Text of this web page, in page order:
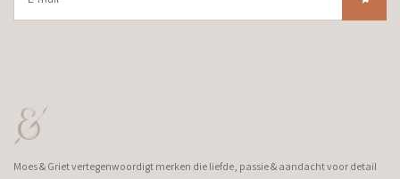
Moes & Griet vertegenwoordigt merken die liefde, passie & aandacht voor detail